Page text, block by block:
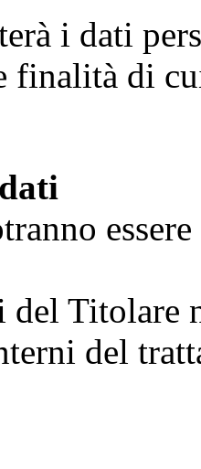
i dati
finalità di
del Titolare
del